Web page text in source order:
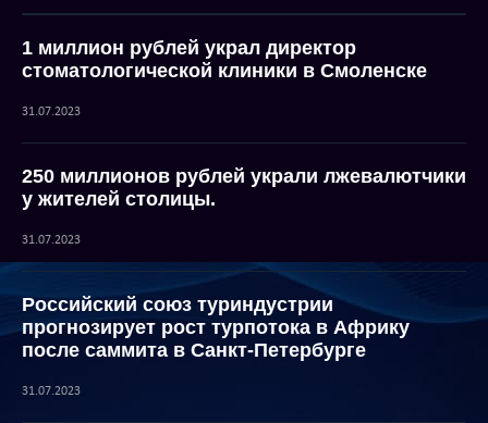
1 миллион рублей украл директор
стоматологической клиники в Смоленске
31.07.2023
250 миллионов рублей украли лжевалютчики
у жителей столицы.
31.07.2023
Российский союз туриндустрии
прогнозирует рост турпотока в Африку
после саммита в Санкт-Петербурге
31.07.2023